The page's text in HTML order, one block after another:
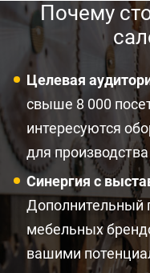
Почему
Целевая
свыше 8 000
интересуются
для
Синергия с
Дополнительный
мебельных
вашими